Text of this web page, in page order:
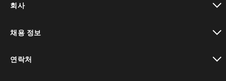
회사
채용 정보
연락처